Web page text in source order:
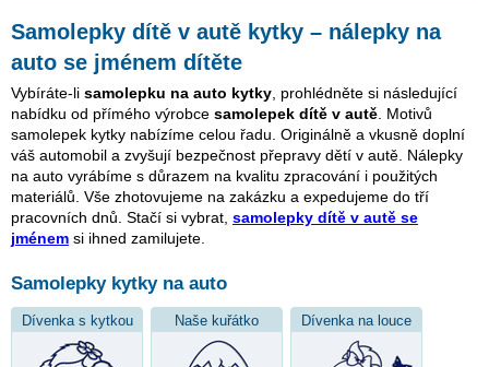
Samolepky dítě v autě kytky – nálepky na
auto se jménem dítěte
Vybíráte-li samolepku na auto kytky , prohlédněte si následující
nabídku od přímého výrobce samolepek dítě v autě . Motivů
samolepek kytky nabízíme celou řadu. Originálně a vkusně doplní
váš automobil a zvyšují bezpečnost přepravy dětí v autě. Nálepky
na auto vyrábíme s důrazem na kvalitu zpracování i použitých
materiálů. Vše zhotovujeme na zakázku a expedujeme do tří
pracovních dnů. Stačí si vybrat, samolepky dítě v autě se
jménem si ihned zamilujete.
Samolepky kytky na auto
Dívenka s kytkou Naše kuřátko Dívenka na louce